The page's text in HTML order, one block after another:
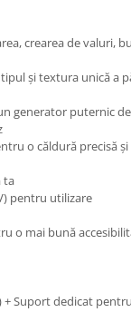
crearea de valuri,
și textura unică a
generator puternic
o căldură precisă și
ta
pentru utilizare
o mai bună
+ Suport dedicat pentru